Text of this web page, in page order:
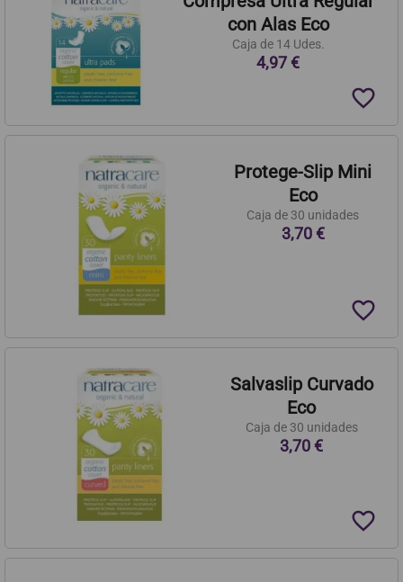
con Alas Eco
Caja de 14 Udes.
4,97 €
favorite_border
Protege-Slip Mini
Eco
Caja de 30 unidades
3,70 €
favorite_border
Salvaslip Curvado
Eco
Caja de 30 unidades
3,70 €
favorite_border